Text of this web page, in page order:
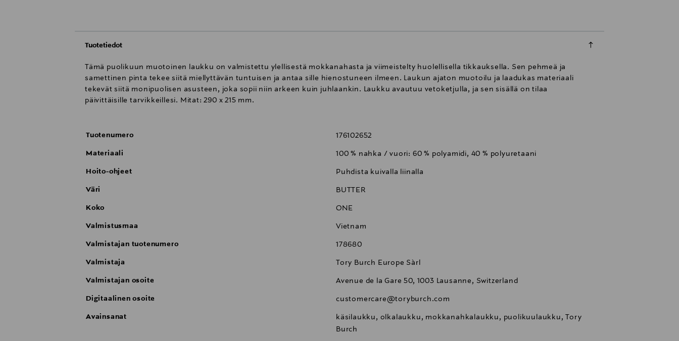
Tuotetiedot
Tämä puolikuun muotoinen laukku on valmistettu ylellisestä mokkanahasta ja viimeistelty huolellisella tikkauksella. Sen pehmeä ja
samettinen pinta tekee siitä miellyttävän tuntuisen ja antaa sille hienostuneen ilmeen. Laukun ajaton muotoilu ja laadukas materiaali
tekevät siitä monipuolisen asusteen, joka sopii niin arkeen kuin juhlaankin. Laukku avautuu vetoketjulla, ja sen sisällä on tilaa
päivittäisille tarvikkeillesi. Mitat: 290 x 215 mm.
Tuotenumero 176102652
Materiaali 100 % nahka / vuori: 60 % polyamidi, 40 % polyuretaani
Hoito-ohjeet Puhdista kuivalla liinalla
Väri BUTTER
Koko ONE
Valmistusmaa Vietnam
Valmistajan tuotenumero 178680
Valmistaja Tory Burch Europe Sàrl
Valmistajan osoite Avenue de la Gare 50, 1003 Lausanne, Switzerland
Digitaalinen osoite customercare@toryburch.com
Avainsanat
käsilaukku, olkalaukku, mokkanahkalaukku, puolikuulaukku, Tory
Burch